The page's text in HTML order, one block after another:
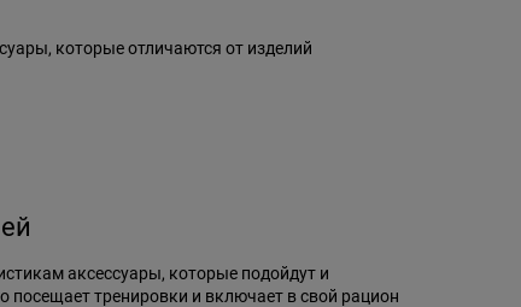
которые отличаются от изделий
аксессуары, которые подойдут и
тренировки и включает в свой рацион